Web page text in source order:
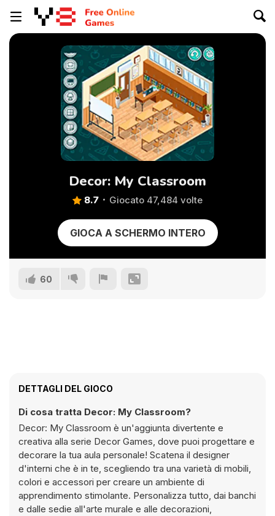
Decor: My Classroom
8.7 Giocato 47,484 volte
GIOCA A SCHERMO INTERO
60
DETTAGLI DEL GIOCO
Di cosa tratta Decor: My Classroom?
Decor: My Classroom è un'aggiunta divertente e
creativa alla serie Decor Games, dove puoi progettare e
decorare la tua aula personale! Scatena il designer
d'interni che è in te, scegliendo tra una varietà di mobili,
colori e accessori per creare un ambiente di
apprendimento stimolante. Personalizza tutto, dai banchi
e dalle sedie all'arte murale e alle decorazioni,